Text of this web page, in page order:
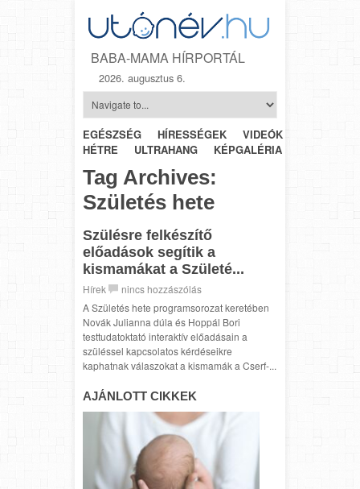
BABA-MAMA HÍRPORTÁL
2026. augusztus 6.
EGÉSZSÉG HÍRESSÉGEK VIDEÓK
HÉTRŐL-
HÉTRE
ULTRAHANG KÉPGALÉRIA
Tag Archives:
Születés hete
Szülésre felkészítő
előadások segítik a
kismamákat a Születé...
Hírek
nincs hozzászólás
A Születés hete programsorozat keretében
Novák Julianna dúla és Hoppál Bori
testtudatoktató interaktív előadásain a
szüléssel kapcsolatos kérdéseikre
kaphatnak válaszokat a kismamák a Cserf-...
AJÁNLOTT CIKKEK